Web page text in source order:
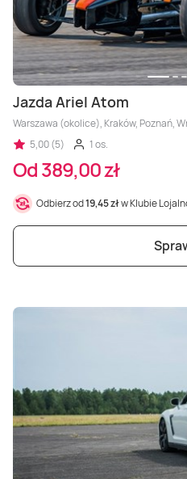
Jazda Ariel Atom
Warszawa (okolice), Kraków, Poznań,
5,00 (5)
1 os.
Od 389,00 zł
Odbierz od19,45 złw Klubie